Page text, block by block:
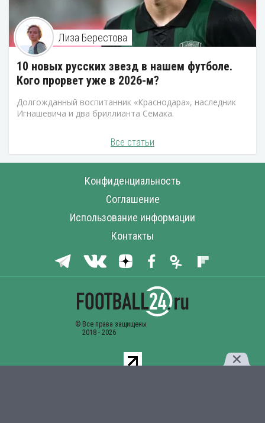
Лиза Берестова
10 новых русских звезд в нашем футболе.
Кого прорвет уже в 2026-м?
Долгожданный воспитанник «Краснодара», наследник
Игнашевича и два бриллианта Семака.
Все статьи
Конфиденциальность
Соглашение
Использование информации
Контакты